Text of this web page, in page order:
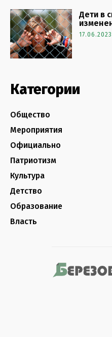
Дети в
17.06.2023
Категории
Общество
Мероприятия
Официально
Патриотизм
Культура
Детство
Образование
Власть